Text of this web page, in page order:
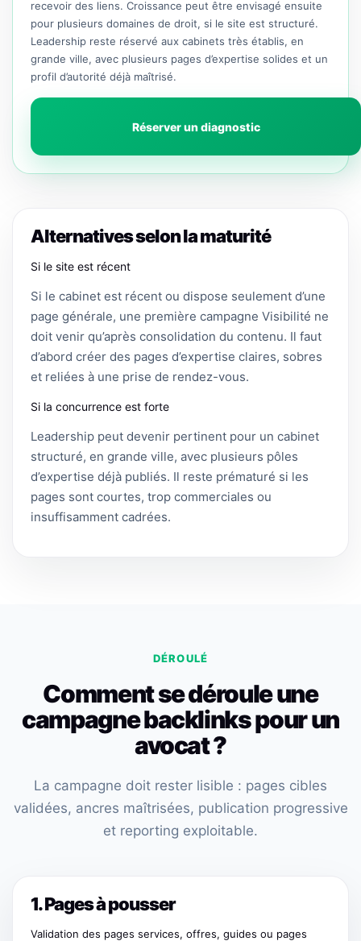
recevoir des liens. Croissance peut être envisagé ensuite
pour plusieurs domaines de droit, si le site est structuré.
Leadership reste réservé aux cabinets très établis, en
grande ville, avec plusieurs pages d’expertise solides et un
profil d’autorité déjà maîtrisé.
Réserver un diagnostic
Alternatives selon la maturité
Si le site est récent
Si le cabinet est récent ou dispose seulement d’une
page générale, une première campagne Visibilité ne
doit venir qu’après consolidation du contenu. Il faut
d’abord créer des pages d’expertise claires, sobres
et reliées à une prise de rendez-vous.
Si la concurrence est forte
Leadership peut devenir pertinent pour un cabinet
structuré, en grande ville, avec plusieurs pôles
d’expertise déjà publiés. Il reste prématuré si les
pages sont courtes, trop commerciales ou
insuffisamment cadrées.
DÉROULÉ
Comment se déroule une
campagne backlinks pour un
avocat ?
La campagne doit rester lisible : pages cibles
validées, ancres maîtrisées, publication progressive
et reporting exploitable.
1. Pages à pousser
Validation des pages services, offres, guides ou pages